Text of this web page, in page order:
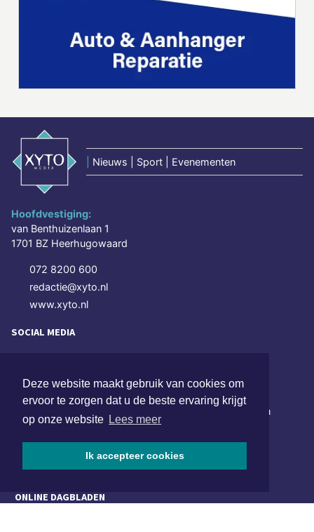
Deze website maakt gebruik van cookies om
ervoor te zorgen dat u de beste ervaring krijgt
op onze website Lees meer
Ik accepteer cookies
Nieuws | Sport | Evenementen
Hoofdvestiging:
van Benthuizenlaan 1
1701 BZ Heerhugowaard
072 8200 600
redactie@xyto.nl
www.xyto.nl
SOCIAL MEDIA
NIEUWSBRIEF AANMELDEN
Schrijf je in voor onze nieuwsbrief en krijg wekelijks een
samenvatting van alle gebeurtenissen uit jouw regio.
ONLINE DAGBLADEN